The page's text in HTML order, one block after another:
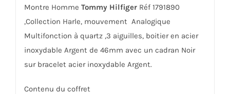
Montre Homme Tommy HilfigerRéf 1791890
,Collection Harle, mouvement Analogique
Multifonction à quartz ,3 aiguilles, boitier en acier
inoxydable Argent de 46mm avec un cadran Noir
sur bracelet acier inoxydable Argent.
Contenu du coffret